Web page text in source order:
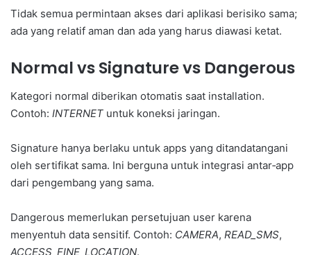
Tidak semua permintaan akses dari aplikasi berisiko sama;
ada yang relatif aman dan ada yang harus diawasi ketat.
Normal vs Signature vs Dangerous
Kategori normal diberikan otomatis saat installation.
Contoh: INTERNET untuk koneksi jaringan.
Signature hanya berlaku untuk apps yang ditandatangani
oleh sertifikat sama. Ini berguna untuk integrasi antar‑app
dari pengembang yang sama.
Dangerous memerlukan persetujuan user karena
menyentuh data sensitif. Contoh: CAMERA, READ_SMS,
ACCESS_FINE_LOCATION.